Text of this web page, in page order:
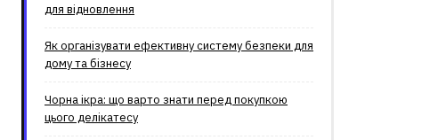
для відновлення
Як організувати ефективну систему безпеки для
дому та бізнесу
Чорна ікра: що варто знати перед покупкою
цього делікатесу